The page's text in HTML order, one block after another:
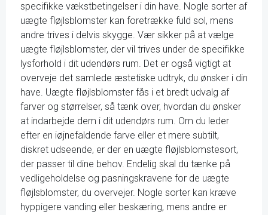
specifikke vækstbetingelser i din have. Nogle sorter af
uægte fløjlsblomster kan foretrække fuld sol, mens
andre trives i delvis skygge. Vær sikker på at vælge
uægte fløjlsblomster, der vil trives under de specifikke
lysforhold i dit udendørs rum. Det er også vigtigt at
overveje det samlede æstetiske udtryk, du ønsker i din
have. Uægte fløjlsblomster fås i et bredt udvalg af
farver og størrelser, så tænk over, hvordan du ønsker
at indarbejde dem i dit udendørs rum. Om du leder
efter en iøjnefaldende farve eller et mere subtilt,
diskret udseende, er der en uægte fløjlsblomstesort,
der passer til dine behov. Endelig skal du tænke på
vedligeholdelse og pasningskravene for de uægte
fløjlsblomster, du overvejer. Nogle sorter kan kræve
hyppigere vanding eller beskæring, mens andre er